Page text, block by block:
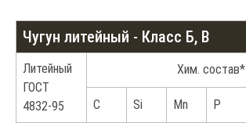
Чугун литейный - Класс Б, В
Литейный
ГОСТ
4832-95
Хим. состав*
С Si Mn P